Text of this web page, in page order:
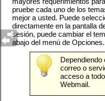
pruebe cada uno de los
mejor a usted. Puede
directamente en la pantalla
sesión, puede cambiar el
abajo del menú de Opciones.
Dependiendo
correo o
acceso a
Webmail.